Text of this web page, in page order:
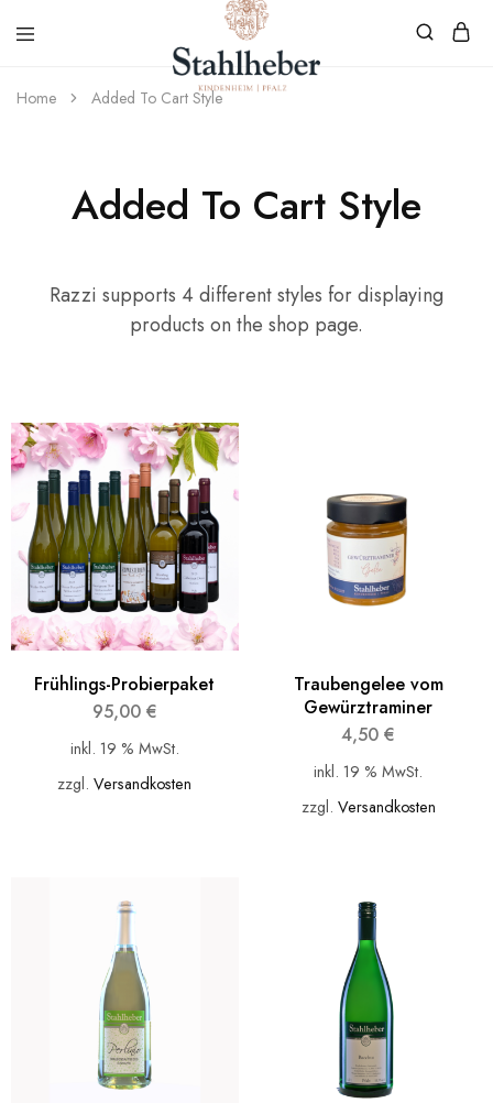
Weingut
Weinvielfalt
Home Added To Cart Style
Added To Cart Style
Razzi supports 4 different styles for displaying
products on the shop page.
Frühlings-Probierpaket
95,00 €
inkl. 19 % MwSt.
zzgl.Versandkosten
Traubengelee vom
Gewürztraminer
4,50€
inkl. 19 % MwSt.
zzgl. Versandkosten